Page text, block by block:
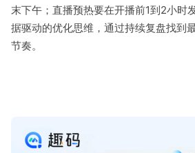
末下午；直播预热要在开播前1到2小时
据驱动的优化思维，通过持续复盘找到
节奏。